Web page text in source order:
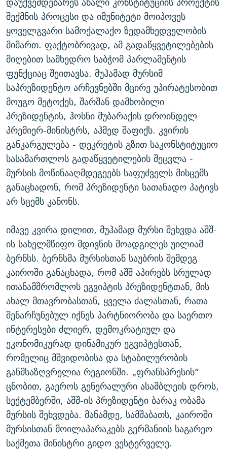
შექმნის პროცესი და იმუნიტეტი მოიპოვეს
ყოველგვარი სამოქალაქო ზედამხედველობის
მიმართ. ფაქტობრივად, ამ გადაწყვეტილებების
მიღებით სამხედრო საბჭომ პარლამენტის
ფუნქციაც შეითავსა. მუჰამად მურსიმ
საპრეზიდენტო არჩევნებში მცირე უპირატესობით
მოუგო მეტოქეს, შარშან დამხობილი
პრეზიდენტის, ჰოსნი მუბარაქის დროინდელ
პრემიერ-მინისტრს, აჰმედ შაფიქს. კვირის
განკარგულება - დეკრეტის გზით საკონსტიტუციო
სასამართლოს გადაწყვეტილების შეცვლა -
მურსის მოწინააღმდეგეებს საფუძველს მისცემს
განაცხადონ, რომ პრეზიდენტი სათანადო პატივს
არ სცემს კანონს.
იმავე კვირა დილით, მუჰამად მურსი შეხვდა აშშ-
ის სახელმწიფო მდივნის მოადგილეს უილიამ
ბერნსს. ბერნსმა მურსისთან საუბრის შემდეგ
კაიროში განაცხადა, რომ აშშ აპირებს სრულად
ითანამშრომლოს ეგვიპტის პრეზიდენტთან, მის
ახალ მთავრობასთან, ყველა ძალასთან, რათა
შენარჩუნებულ იქნეს პარტნიორობა და საერთო
ინტერესები ძლიერ, დემოკრატიულ და
ეკონომიკურად დინამიკურ ეგვიპტესთან,
რომელიც მშვიდობისა და სტაბილურობის
განმსაზღვრელია რეგიონში. „ფრანსპრესის“
ცნობით, გაეროს გენერალური ასამბლეის დროს,
სექტემბერში, აშშ-ის პრეზიდენტი ბარაკ ობამა
მურსის შეხვდება. მანამდე, სამშაბათს, კაიროში
მურსისთან მოილაპარაკებს გერმანიის საგარეო
საქმეთა მინისტრი გიდო ვესტერველე.